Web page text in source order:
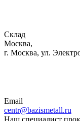
Склад
Москва,
г. Москва, ул.
Email
centr@bazismetall.ru
Наш специалист